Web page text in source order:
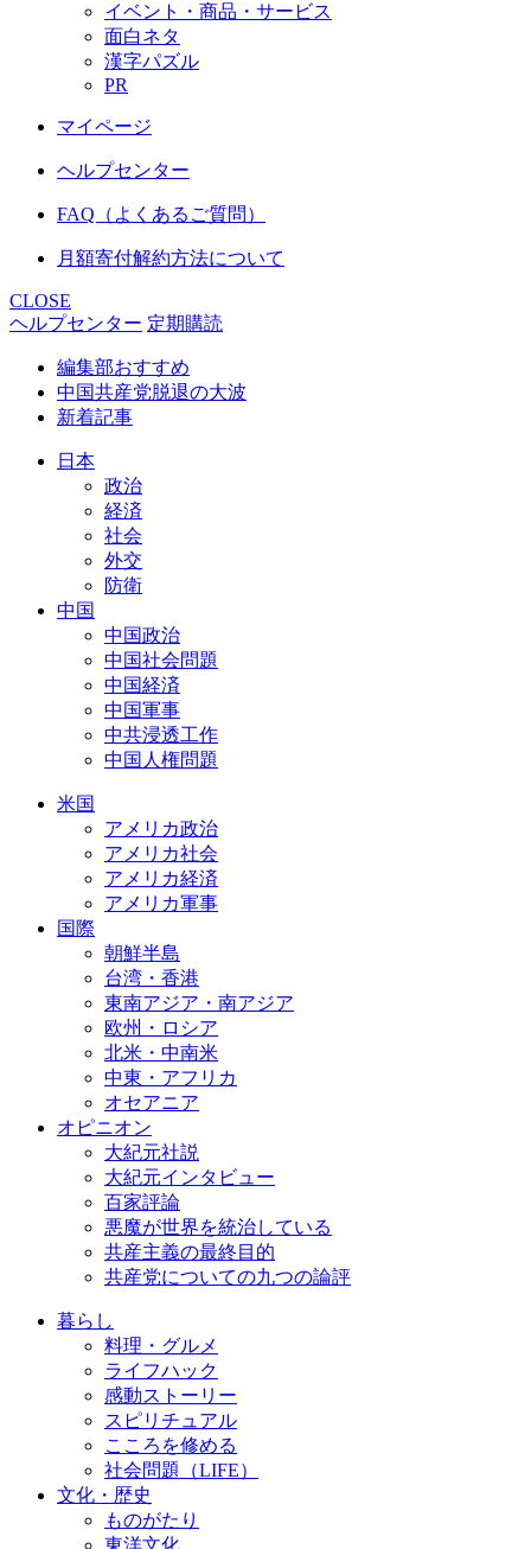
イベント・商品・サービス
面白ネタ
漢字パズル
PR
マイページ
ヘルプセンター
FAQ（よくあるご質問）
月額寄付解約方法について
CLOSE
ヘルプセンター 定期購読
編集部おすすめ
中国共産党脱退の大波
新着記事
日本
政治
経済
社会
外交
防衛
中国
中国政治
中国社会問題
中国経済
中国軍事
中共浸透工作
中国人権問題
米国
アメリカ政治
アメリカ社会
アメリカ経済
アメリカ軍事
国際
朝鮮半島
台湾・香港
東南アジア・南アジア
欧州・ロシア
北米・中南米
中東・アフリカ
オセアニア
オピニオン
大紀元社説
大紀元インタビュー
百家評論
悪魔が世界を統治している
共産主義の最終目的
共産党についての九つの論評
暮らし
料理・グルメ
ライフハック
感動ストーリー
スピリチュアル
こころを修める
社会問題（LIFE）
文化・歴史
ものがたり